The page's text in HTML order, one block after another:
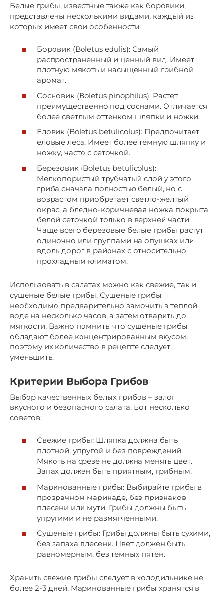
Белые грибы, известные также как боровики,
представлены несколькими видами, каждый из
которых имеет свои особенности:
Боровик (Boletus edulis): Самый
распространенный и ценный вид. Имеет
плотную мякоть и насыщенный грибной
аромат.
Сосновик (Boletus pinophilus): Растет
преимущественно под соснами. Отличается
более светлым оттенком шляпки и ножки.
Еловик (Boletus betulicolus): Предпочитает
еловые леса. Имеет более темную шляпку и
ножку, часто с сеточкой.
Березовик (Boletus betulicolus):
Мелкопористый трубчатый слой у этого
гриба сначала полностью белый, но с
возрастом приобретает светло-желтый
окрас, а бледно-коричневая ножка покрыта
белой сеточкой только в верхней части.
Чаще всего березовые белые грибы растут
одиночно или группами на опушках или
вдоль дорог в районах с относительно
прохладным климатом.
Использовать в салатах можно как свежие, так и
сушеные белые грибы. Сушеные грибы
необходимо предварительно замочить в теплой
воде на несколько часов, а затем отварить до
мягкости. Важно помнить, что сушеные грибы
обладают более концентрированным вкусом,
поэтому их количество в рецепте следует
уменьшить.
Критерии Выбора Грибов
Выбор качественных белых грибов – залог
вкусного и безопасного салата. Вот несколько
советов:
Свежие грибы: Шляпка должна быть
плотной, упругой и без повреждений.
Мякоть на срезе не должна менять цвет.
Запах должен быть приятным, грибным.
Маринованные грибы: Выбирайте грибы в
прозрачном маринаде, без признаков
плесени или мути. Грибы должны быть
упругими и не размягченными.
Сушеные грибы: Грибы должны быть сухими,
без запаха плесени. Цвет должен быть
равномерным, без темных пятен.
Хранить свежие грибы следует в холодильнике не
более 2-3 дней. Маринованные грибы хранятся в